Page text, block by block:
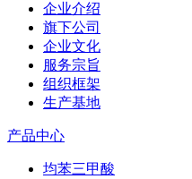
企业介绍
旗下公司
企业文化
服务宗旨
组织框架
生产基地
产品中心
均苯三甲酸